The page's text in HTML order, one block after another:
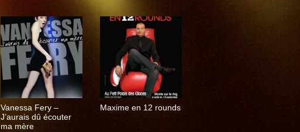
Vanessa Fery –
J’aurais dû écouter
ma mère
Maxime en 12 rounds